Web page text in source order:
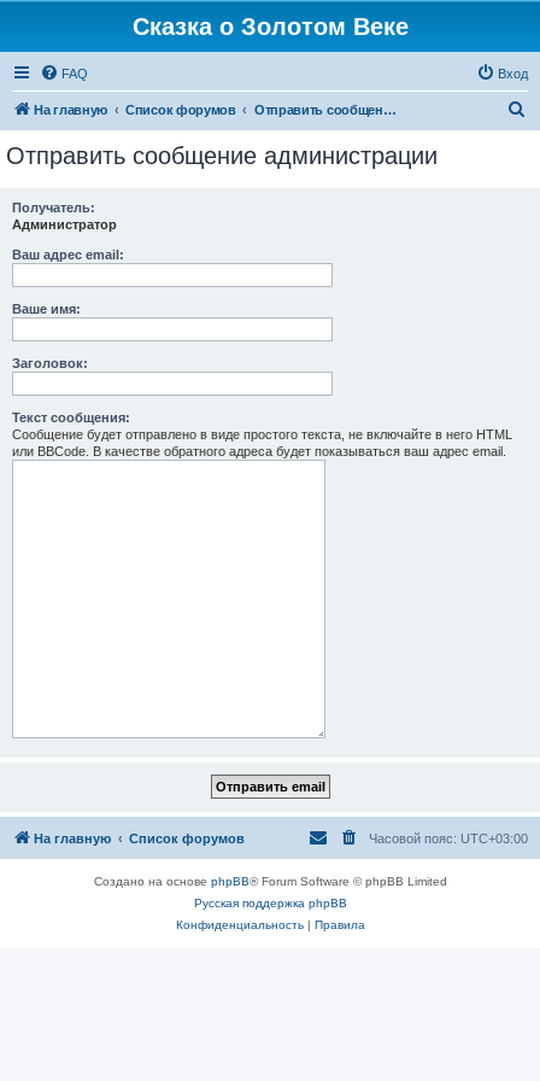
Сказка о Золотом Веке
FAQ Вход
На главную Список форумов Отправить сообщение администрации
Отправить сообщение администрации
Получатель:
Администратор
Ваш адрес email:
Ваше имя:
Заголовок:
Текст сообщения:
Сообщение будет отправлено в виде простого текста, не включайте в него HTML
или BBCode. В качестве обратного адреса будет показываться ваш адрес email.
На главную Список форумов Часовой пояс: UTC+03:00
Создано на основе phpBB® Forum Software © phpBB Limited
Русская поддержка phpBB
Конфиденциальность| Правила